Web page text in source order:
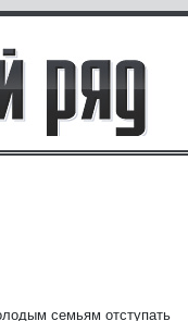
семьям отступать